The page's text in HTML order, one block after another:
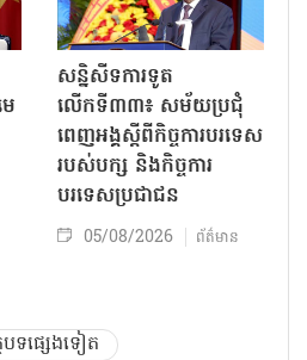
សន្និសីទការទូត
លើកទី៣៣៖ សម័យប្រជុំ
ពេញអង្គស្តីពីកិច្ច​ការបរទេស
របស់​បក្ស និងកិច្ច​ការ
បរទេសប្រជាជន
05/08/2026 ព័ត៌មាន
បទផ្សេងទៀត